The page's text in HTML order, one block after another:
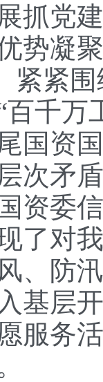
党建
势凝
紧紧
千万
国资
次矛
资委
了对
、防
基层
服务